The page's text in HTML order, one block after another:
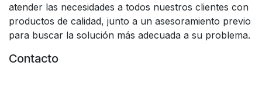
atender las necesidades a todos nuestros clientes con
productos de calidad, junto a un asesoramiento previo
para buscar la solución más adecuada a su problema.
Contacto